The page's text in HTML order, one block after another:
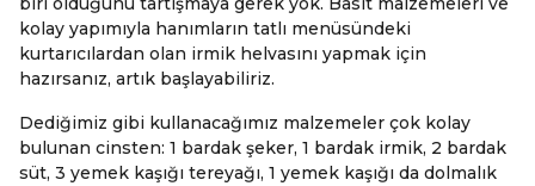
kolay yapımıyla hanımların tatlı menüsündeki
kurtarıcılardan olan irmik helvasını yapmak için
hazırsanız, artık başlayabiliriz.
Dediğimiz gibi kullanacağımız malzemeler çok kolay
bulunan cinsten: 1 bardak şeker, 1 bardak irmik, 2 bardak
süt, 3 yemek kaşığı tereyağı, 1 yemek kaşığı da dolmalık